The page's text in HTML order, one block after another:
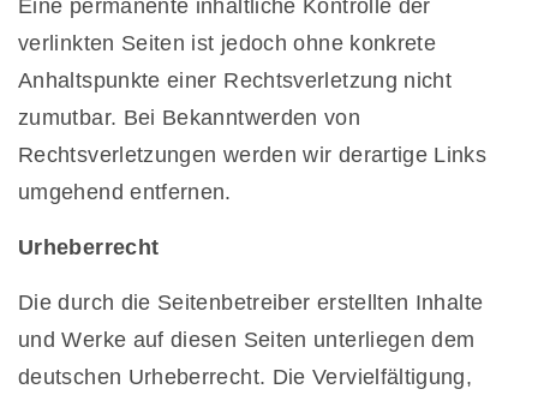
Eine permanente inhaltliche Kontrolle der
verlinkten Seiten ist jedoch ohne konkrete
Anhaltspunkte einer Rechtsverletzung nicht
zumutbar. Bei Bekanntwerden von
Rechtsverletzungen werden wir derartige Links
umgehend entfernen.
Urheberrecht
Die durch die Seitenbetreiber erstellten Inhalte
und Werke auf diesen Seiten unterliegen dem
deutschen Urheberrecht. Die Vervielfältigung,